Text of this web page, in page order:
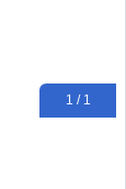
1 / 1